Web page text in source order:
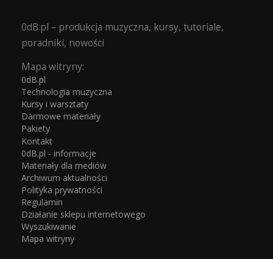
0dB.pl – produkcja muzyczna, kursy, tutoriale,
poradniki, nowości
Mapa witryny:
0dB.pl
Technologia muzyczna
Kursy i warsztaty
Darmowe materiały
Pakiety
Kontakt
0dB.pl - informacje
Materiały dla mediów
Archiwum aktualności
Polityka prywatności
Regulamin
Działanie sklepu internetowego
Wyszukiwanie
Mapa witryny